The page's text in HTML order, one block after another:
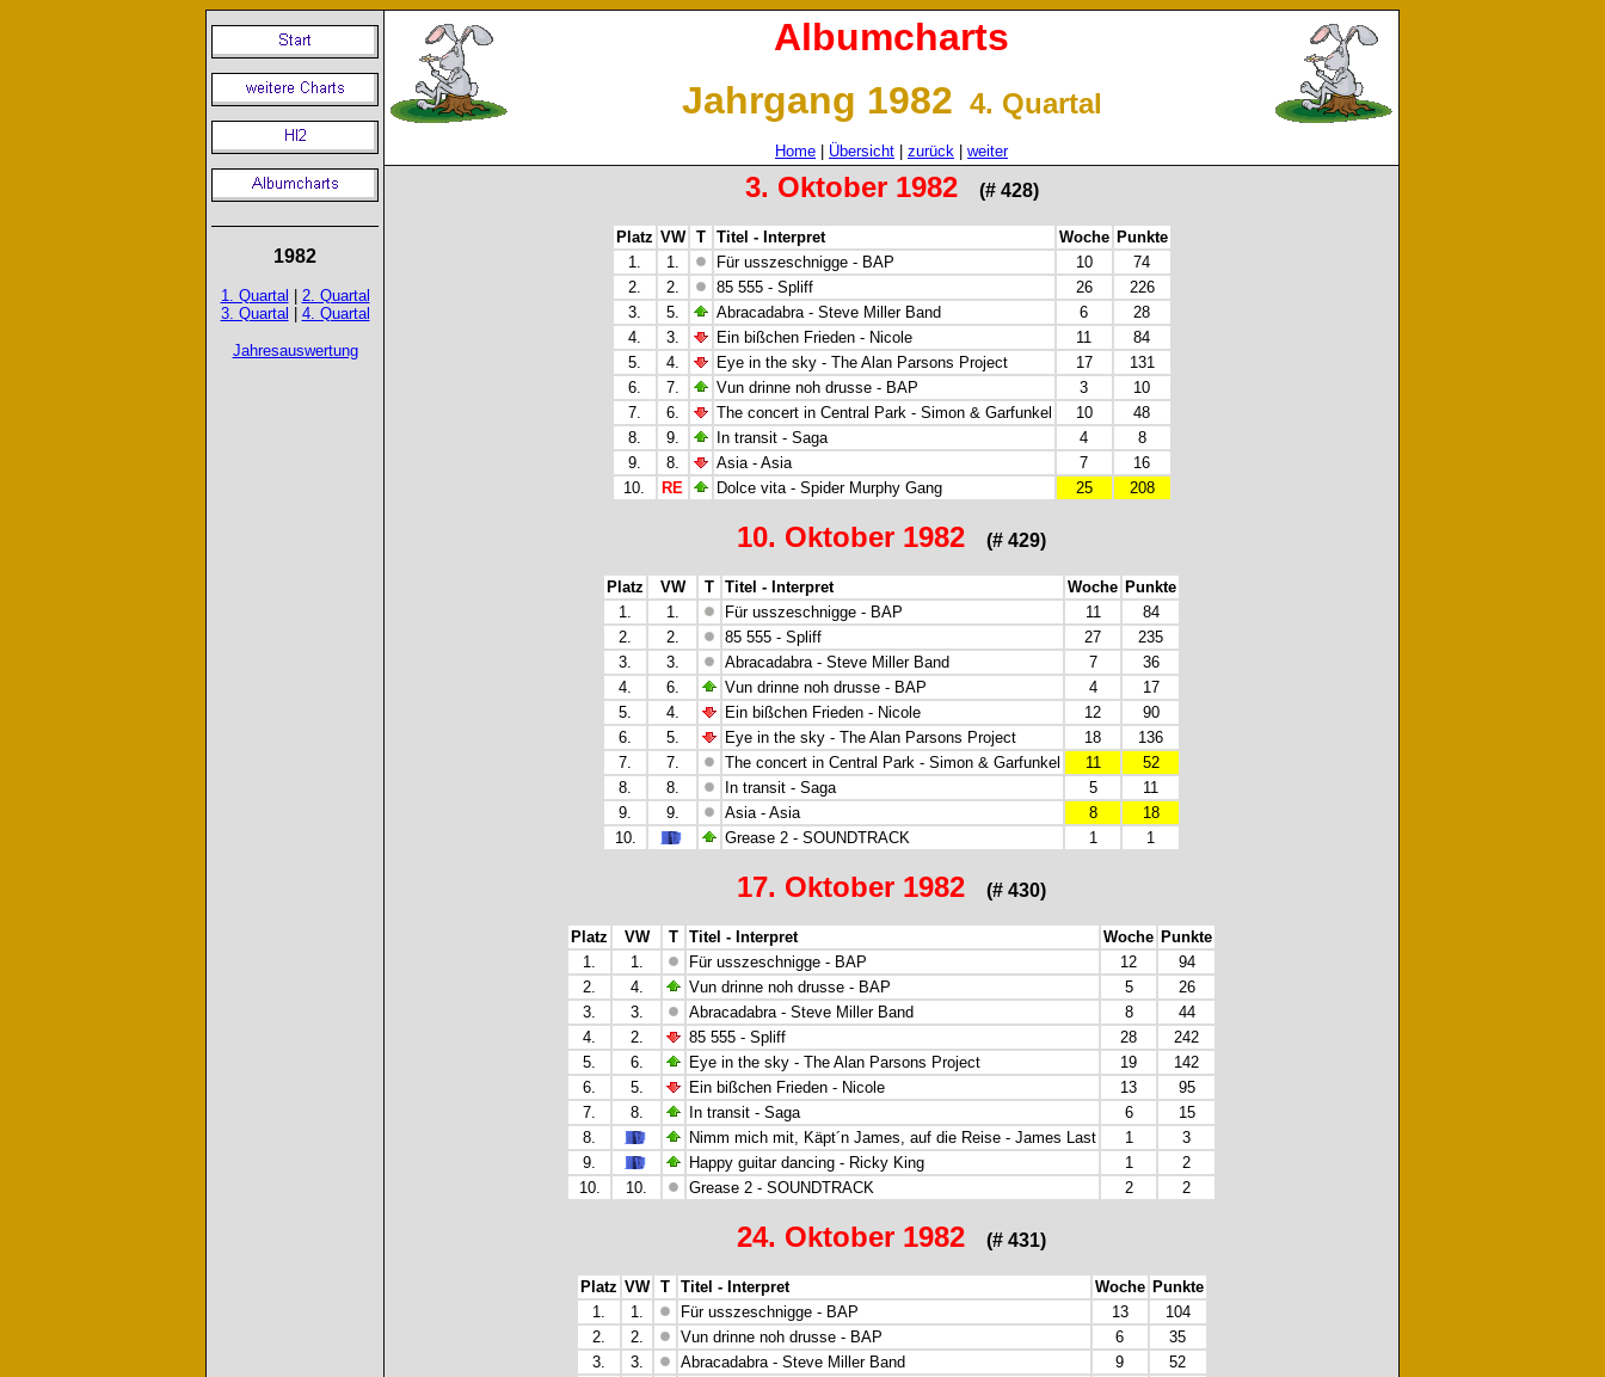
1982
1. Quartal
2. Quartal
3. Quartal
4. Quartal
Jahresauswertung
Albumcharts
Jahrgang 1982 4. Quartal
Home Übersicht zurück weiter
3. Oktober 1982 (# 428)
Platz VW T Titel - Interpret Woche Punkte
1.
1. Für usszeschnigge - BAP 10
74
2.
2. 85 555 - Spliff 26
226
3.
5. Abracadabra - Steve Miller Band 6
28
4.
3. Ein bißchen Frieden - Nicole 11
84
5.
4. Eye in the sky - The Alan Parsons Project 17
131
6.
7. Vun drinne noh drusse - BAP 3
10
7.
6. The concert in Central Park - Simon & Garfunkel 10
48
8.
9. In transit - Saga 4
8
9.
8. Asia - Asia 7
16
10.
RE Dolce vita - Spider Murphy Gang 25 208
10. Oktober 1982 (# 429)
Platz VW T Titel - Interpret Woche Punkte
1.
1. Für usszeschnigge - BAP 11
84
2.
2. 85 555 - Spliff 27
235
3.
3. Abracadabra - Steve Miller Band 7
36
4.
6. Vun drinne noh drusse - BAP 4
17
5.
4. Ein bißchen Frieden - Nicole 12
90
6.
5. Eye in the sky - The Alan Parsons Project 18
136
7.
7. The concert in Central Park - Simon & Garfunkel 11
52
8.
8. In transit - Saga 5
11
9.
9. Asia - Asia 8
18
10.
Grease 2 - SOUNDTRACK 1 1
17. Oktober 1982 (# 430)
Platz VW T Titel - Interpret Woche Punkte
1.
1. Für usszeschnigge - BAP 12
94
2.
4. Vun drinne noh drusse - BAP 5
26
3.
3. Abracadabra - Steve Miller Band 8
44
4.
2. 85 555 - Spliff 28
242
5.
6. Eye in the sky - The Alan Parsons Project 19
142
6.
5. Ein bißchen Frieden - Nicole 13
95
7.
8. In transit - Saga 6
15
8.
Nimm mich mit, Käpt´n James, auf die Reise - James Last 1
3
9.
Happy guitar dancing - Ricky King 1
2
10.
10. Grease 2 - SOUNDTRACK 2 2
24. Oktober 1982 (# 431)
Platz VW T Titel - Interpret Woche Punkte
1.
1. Für usszeschnigge - BAP 13
104
2.
2. Vun drinne noh drusse - BAP 6
35
3.
3. Abracadabra - Steve Miller Band 9
52